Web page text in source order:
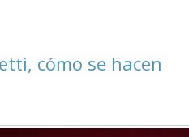
cómo se hacen